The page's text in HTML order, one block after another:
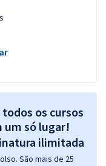
os cursos
um só lugar!
São mais de 25